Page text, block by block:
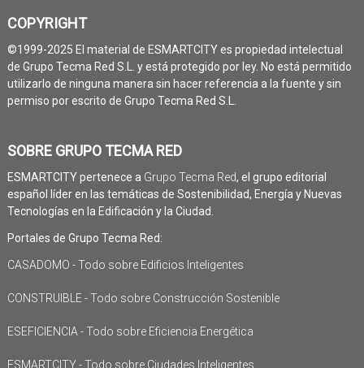
COPYRIGHT
©1999-2025 El material de ESMARTCITY es propiedad intelectual
de Grupo Tecma Red S.L. y está protegido por ley. No está permitido
utilizarlo de ninguna manera sin hacer referencia a la fuente y sin
permiso por escrito de Grupo Tecma Red S.L.
SOBRE GRUPO TECMA RED
ESMARTCITY pertenece a Grupo Tecma Red, el grupo editorial
español líder en las temáticas de Sostenibilidad, Energía y Nuevas
Tecnologías en la Edificación y la Ciudad.
Portales de Grupo Tecma Red:
CASADOMO - Todo sobre Edificios Inteligentes
CONSTRUIBLE - Todo sobre Construcción Sostenible
ESEFICIENCIA - Todo sobre Eficiencia Energética
ESMARTCITY - Todo sobre Ciudades Inteligentes